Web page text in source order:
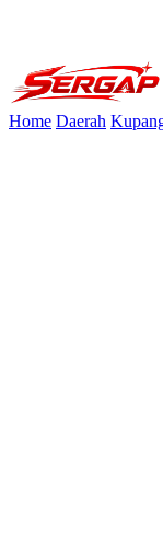
Home Daerah